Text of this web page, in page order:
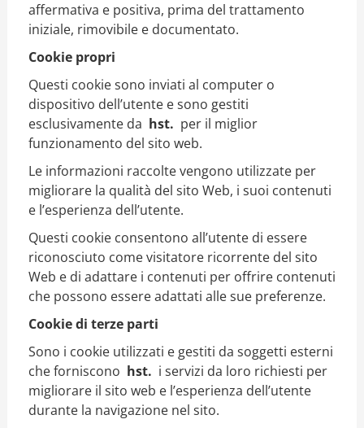
affermativa e positiva, prima del trattamento
iniziale, rimovibile e documentato.
Cookie propri
Questi cookie sono inviati al computer o
dispositivo dell’utente e sono gestiti
esclusivamente da hst. per il miglior
funzionamento del sito web.
Le informazioni raccolte vengono utilizzate per
migliorare la qualità del sito Web, i suoi contenuti
e l’esperienza dell’utente.
Questi cookie consentono all’utente di essere
riconosciuto come visitatore ricorrente del sito
Web e di adattare i contenuti per offrire contenuti
che possono essere adattati alle sue preferenze.
Cookie di terze parti
Sono i cookie utilizzati e gestiti da soggetti esterni
che forniscono hst. i servizi da loro richiesti per
migliorare il sito web e l’esperienza dell’utente
durante la navigazione nel sito.